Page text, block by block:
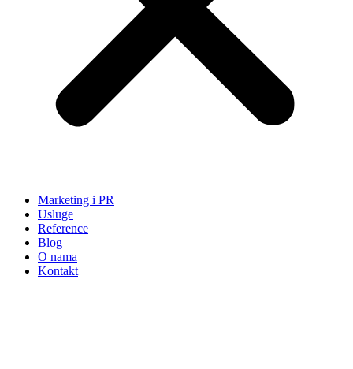
Marketing i PR
Usluge
Reference
Blog
O nama
Kontakt